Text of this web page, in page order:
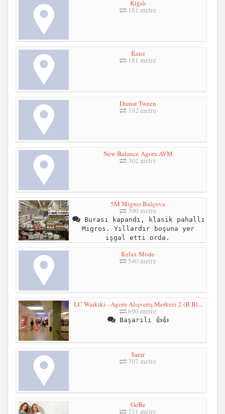
Kiğılı
181 metre
Kanz
181 metre
Damat Tween
192 metre
New Balance Agora AVM
302 metre
5M Migros Balçova
390 metre
Burası kapandı, klasik pahallı
Migros. Yıllardır boşuna yer
işgal etti orda.
Relax Mode
540 metre
LC Waikiki - Agora Alışveriş Merkezi 2 (B Bl...
690 metre
Başarılı 👍👍
Sarar
707 metre
GeBe
731 metre